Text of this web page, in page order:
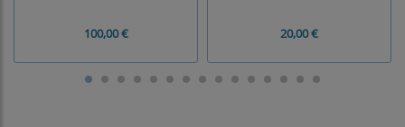
100,00 € 20,00 €